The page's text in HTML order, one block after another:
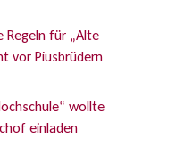
Regeln für „Alte
vor Piusbrüdern
wollte
einladen